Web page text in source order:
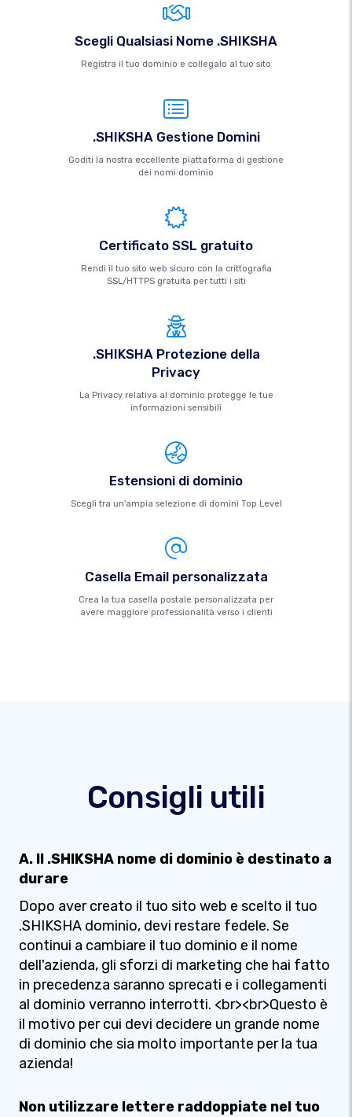
Scegli Qualsiasi Nome .SHIKSHA
Registra il tuo dominio e collegalo al tuo sito
.SHIKSHA Gestione Domini
Goditi la nostra eccellente piattaforma di gestione
dei nomi dominio
Certificato SSL gratuito
Rendi il tuo sito web sicuro con la crittografia
SSL/HTTPS gratuita per tutti i siti
.SHIKSHA Protezione della
Privacy
La Privacy relativa al dominio protegge le tue
informazioni sensibili
Estensioni di dominio
Scegli tra un'ampia selezione di domini Top Level
Casella Email personalizzata
Crea la tua casella postale personalizzata per
avere maggiore professionalità verso i clienti
Consigli utili
A. Il .SHIKSHA nome di dominio è destinato a
durare
Dopo aver creato il tuo sito web e scelto il tuo
.SHIKSHA dominio, devi restare fedele. Se
continui a cambiare il tuo dominio e il nome
dell'azienda, gli sforzi di marketing che hai fatto
in precedenza saranno sprecati e i collegamenti
al dominio verranno interrotti. <br><br>Questo è
il motivo per cui devi decidere un grande nome
di dominio che sia molto importante per la tua
azienda!
Non utilizzare lettere raddoppiate nel tuo